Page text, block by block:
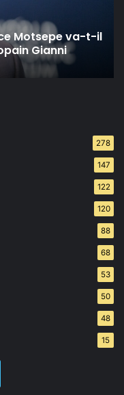
Motsepe va-t-il
Gianni
278
147
122
120
88
68
53
50
48
15